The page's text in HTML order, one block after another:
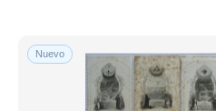
Nuevo